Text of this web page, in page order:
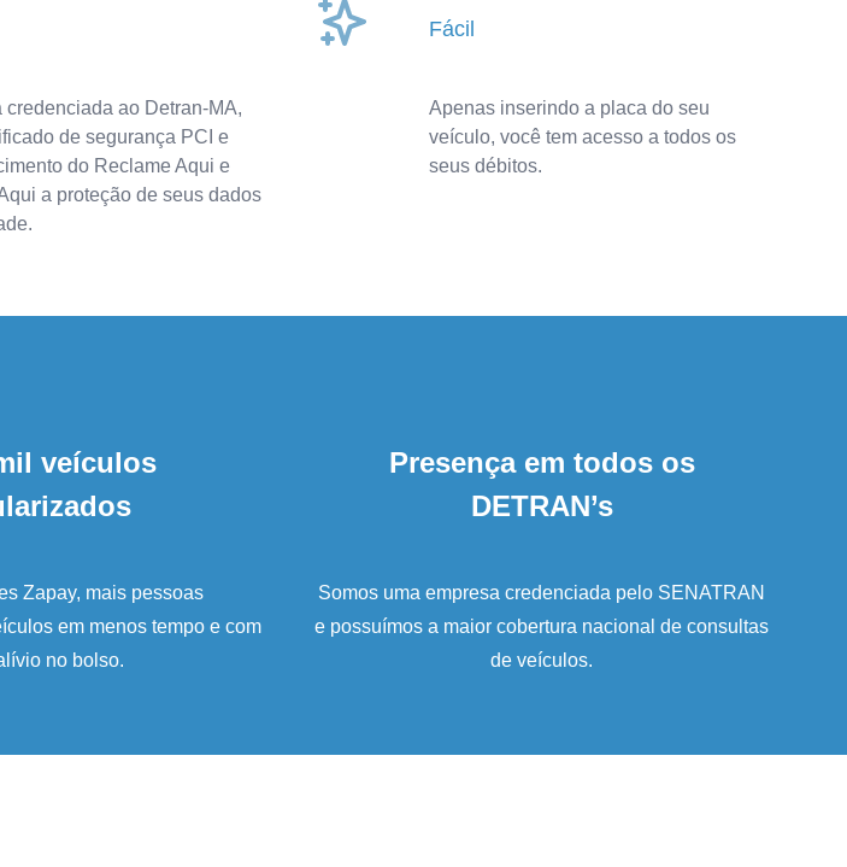
credenciada ao Detran-MA,
de segurança PCI e
do Reclame Aqui e
a proteção de seus dados
Fácil
Apenas inserindo a placa do seu
veículo, você tem acesso a todos os
seus débitos.
veículos
Zapay, mais pessoas
em menos tempo e com
no bolso.
Presença em todos os
DETRAN’s
Somos uma empresa credenciada pelo SENATRAN
e possuímos a maior cobertura nacional de consultas
de veículos.